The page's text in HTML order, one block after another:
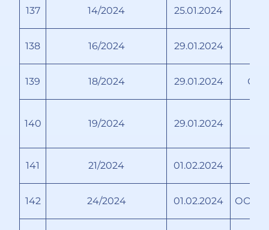
137 14/2024 25.01.2024
138 16/2024 29.01.2024
139 18/2024 29.01.2024 ООО
140 19/2024 29.01.2024
141 21/2024 01.02.2024
142 24/2024 01.02.2024 ООО